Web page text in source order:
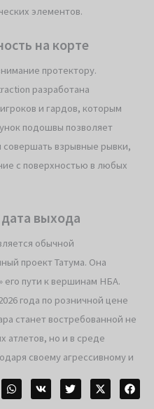
элементов.
на корте
протектору.
разработана
и гардов, которым
подошвы позволяет
совершать взрывные рывки,
с поверхностью в любых
выхода
обычной
проект Татума. Она
его пути к вершинам НБА.
года по розничной цене
станет востребованной не
атлетов, но и в среде
своему агрессивному и